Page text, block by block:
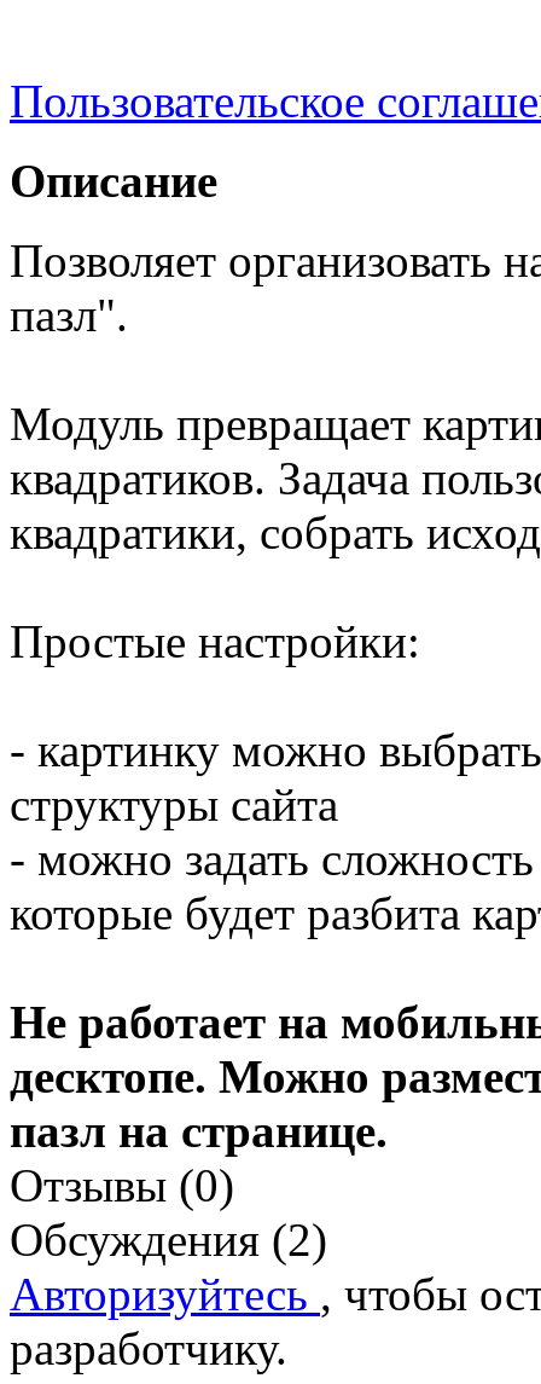
Пользовательское
Описание
Позволяет организовать
пазл".
Модуль превращает
квадратиков. Задача
квадратики, собрать
Простые настройки:
- картинку можно
структуры сайта
- можно задать
которые будет разбита
Не работает на
десктопе. Можно
пазл на странице.
Отзывы (0)
Обсуждения (2)
Авторизуйтесь , чтобы
разработчику.